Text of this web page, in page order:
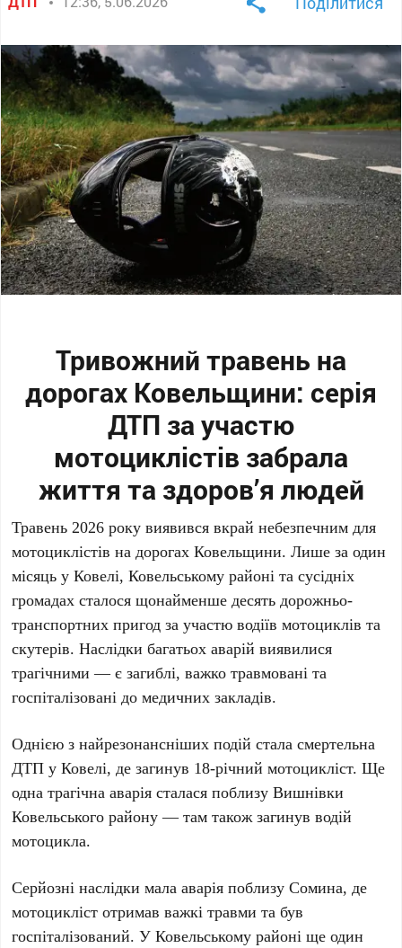
Тривожний травень на
дорогах Ковельщини: серія
ДТП за участю
мотоциклістів забрала
життя та здоров’я людей
Травень 2026 року виявився вкрай небезпечним для
мотоциклістів на дорогах Ковельщини. Лише за один
місяць у Ковелі, Ковельському районі та сусідніх
громадах сталося щонайменше десять дорожньо-
транспортних пригод за участю водіїв мотоциклів та
скутерів. Наслідки багатьох аварій виявилися
трагічними — є загиблі, важко травмовані та
госпіталізовані до медичних закладів.
Однією з найрезонансніших подій стала смертельна
ДТП у Ковелі, де загинув 18-річний мотоцикліст. Ще
одна трагічна аварія сталася поблизу Вишнівки
Ковельського району — там також загинув водій
мотоцикла.
Серйозні наслідки мала аварія поблизу Сомина, де
мотоцикліст отримав важкі травми та був
госпіталізований. У Ковельському районі ще один